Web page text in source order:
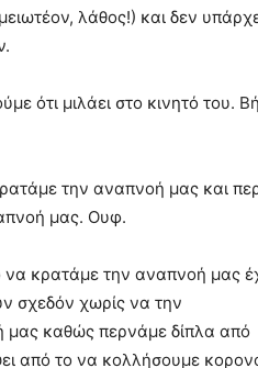
λάθος!) και δεν
ότι μιλάει στο κινητό του.
την αναπνοή μας και
μας. Ουφ.
να κρατάμε την αναπνοή μας
σχεδόν χωρίς να την
μας καθώς περνάμε δίπλα από
από το να κολλήσουμε